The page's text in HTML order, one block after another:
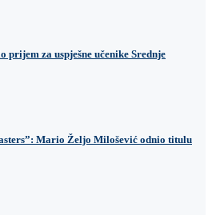
za uspješne učenike Srednje
Mario Željo Milošević odnio titulu